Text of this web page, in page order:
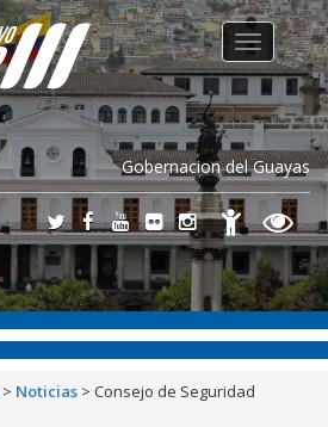
Gobernacion del Guayas
Toggle
navigation
> Noticias > Consejo de Seguridad